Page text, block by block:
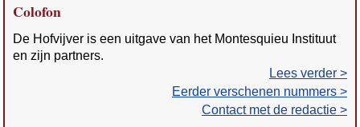
Colofon
De Hofvijver is een uitgave van het Montesquieu Instituut
en zijn partners.
Lees verder >
Eerder verschenen nummers >
Contact met de redactie >